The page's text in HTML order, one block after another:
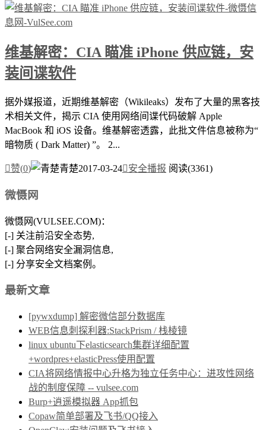
维基解密：CIA 瞄准 iPhone 供应链，安
装间谍软件
据外媒报道，近期维基解密（Wikileaks）发布了大量的黑客技
术相关文件，揭示 CIA 使用网络间谍代码破解 Apple
MacBook 和 iOS 设备。维基解密透露，此批文件信息被称为“
暗物质 ( Dark Matter) ”。 2...
赞(0) 青楚2017-03-24安全播报 阅读(3361)
微慑网
微慑网(VULSEE.COM)：
[-] 关注前沿安全态势,
[-] 聚合网络安全漏洞信息,
[-] 分享安全文档案例。
最新文章
[pywxdump] 解密微信部分数据库
WEB信息刺探利器:StackPrism / 栈棱镜
linux ubuntu下elasticsearch集群详细配置
+wordpres+elasticPress使用配置
CIA将网络情报中心升格为独立任务中心：进攻性网络
战的制度保障 -- vulsee.com
Burp+逍遥模拟器 App抓包
Copaw简单部署及飞书/QQ接入